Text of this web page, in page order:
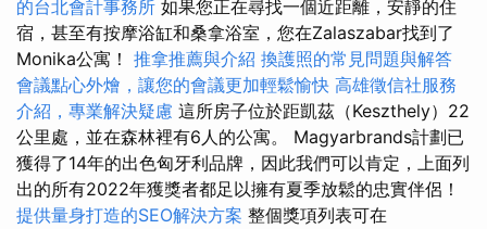
的台北會計事務所 如果您正在尋找一個近距離，安靜的住
宿，甚至有按摩浴缸和桑拿浴室，您在Zalaszabar找到了
Monika公寓！ 推拿推薦與介紹 換護照的常見問題與解答
會議點心外燴，讓您的會議更加輕鬆愉快 高雄徵信社服務
介紹，專業解決疑慮 這所房子位於距凱茲（Keszthely）22
公里處，並在森林裡有6人的公寓。 Magyarbrands計劃已
獲得了14年的出色匈牙利品牌，因此我們可以肯定，上面列
出的所有2022年獲獎者都足以擁有夏季放鬆的忠實伴侶！
提供量身打造的SEO解決方案 整個獎項列表可在